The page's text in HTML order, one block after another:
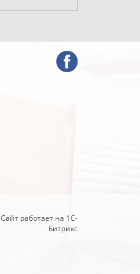
Сайт работает на 1C-
Битрикс